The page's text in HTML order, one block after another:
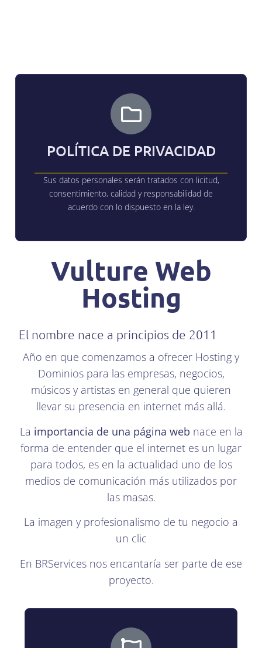
Vulture Web
Hosting
El nombre nace a principios de 2011
Año en que comenzamos a ofrecer Hosting y
Dominios para las empresas, negocios,
músicos y artistas en general que quieren
llevar su presencia en internet más allá.
La importancia de una página web nace en la
forma de entender que el internet es un lugar
para todos, es en la actualidad uno de los
medios de comunicación más utilizados por
las masas.
La imagen y profesionalismo de tu negocio a
un clic
En BRServices nos encantaría ser parte de ese
proyecto.
POLÍTICA DE PRIVACIDAD
Sus datos personales serán tratados con licitud,
consentimiento, calidad y responsabilidad de
acuerdo con lo dispuesto en la ley.